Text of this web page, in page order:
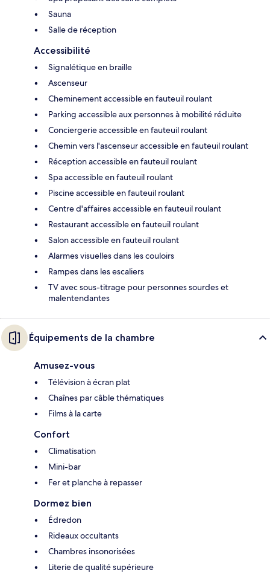
Sauna
Salle de réception
Accessibilité
Signalétique en braille
Ascenseur
Cheminement accessible en fauteuil roulant
Parking accessible aux personnes à mobilité réduite
Conciergerie accessible en fauteuil roulant
Chemin vers l'ascenseur accessible en fauteuil roulant
Réception accessible en fauteuil roulant
Spa accessible en fauteuil roulant
Piscine accessible en fauteuil roulant
Centre d'affaires accessible en fauteuil roulant
Restaurant accessible en fauteuil roulant
Salon accessible en fauteuil roulant
Alarmes visuelles dans les couloirs
Rampes dans les escaliers
TV avec sous-titrage pour personnes sourdes et
malentendantes
Équipements de la chambre
Amusez-vous
Télévision à écran plat
Chaînes par câble thématiques
Films à la carte
Confort
Climatisation
Mini-bar
Fer et planche à repasser
Dormez bien
Édredon
Rideaux occultants
Chambres insonorisées
Literie de qualité supérieure